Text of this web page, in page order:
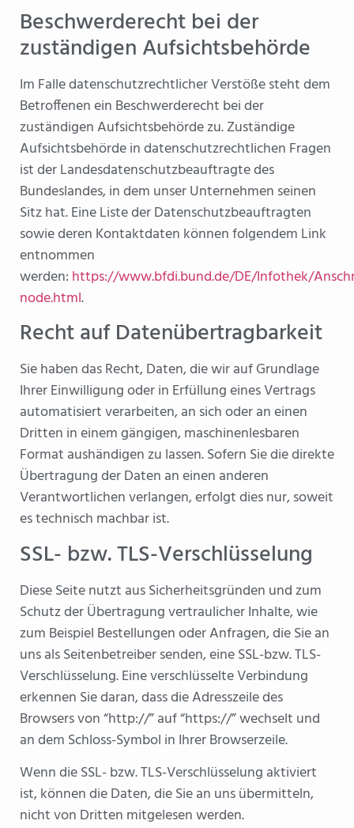
Beschwerderecht bei der
zuständigen Aufsichtsbehörde
Im Falle datenschutzrechtlicher Verstöße steht dem
Betroffenen ein Beschwerderecht bei der
zuständigen Aufsichtsbehörde zu. Zuständige
Aufsichtsbehörde in datenschutzrechtlichen Fragen
ist der Landesdatenschutzbeauftragte des
Bundeslandes, in dem unser Unternehmen seinen
Sitz hat. Eine Liste der Datenschutzbeauftragten
sowie deren Kontaktdaten können folgendem Link
entnommen
werden: https://www.bfdi.bund.de/DE/Infothek/
node.html.
Recht auf Datenübertragbarkeit
Sie haben das Recht, Daten, die wir auf Grundlage
Ihrer Einwilligung oder in Erfüllung eines Vertrags
automatisiert verarbeiten, an sich oder an einen
Dritten in einem gängigen, maschinenlesbaren
Format aushändigen zu lassen. Sofern Sie die direkte
Übertragung der Daten an einen anderen
Verantwortlichen verlangen, erfolgt dies nur, soweit
es technisch machbar ist.
SSL- bzw. TLS-Verschlüsselung
Diese Seite nutzt aus Sicherheitsgründen und zum
Schutz der Übertragung vertraulicher Inhalte, wie
zum Beispiel Bestellungen oder Anfragen, die Sie an
uns als Seitenbetreiber senden, eine SSL-bzw. TLS-
Verschlüsselung. Eine verschlüsselte Verbindung
erkennen Sie daran, dass die Adresszeile des
Browsers von “http://” auf “https://” wechselt und
an dem Schloss-Symbol in Ihrer Browserzeile.
Wenn die SSL- bzw. TLS-Verschlüsselung aktiviert
ist, können die Daten, die Sie an uns übermitteln,
nicht von Dritten mitgelesen werden.